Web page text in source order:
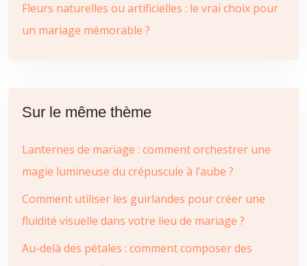
Fleurs naturelles ou artificielles : le vrai choix pour
un mariage mémorable ?
Sur le même thème
Lanternes de mariage : comment orchestrer une
magie lumineuse du crépuscule à l’aube ?
Comment utiliser les guirlandes pour créer une
fluidité visuelle dans votre lieu de mariage ?
Au-delà des pétales : comment composer des